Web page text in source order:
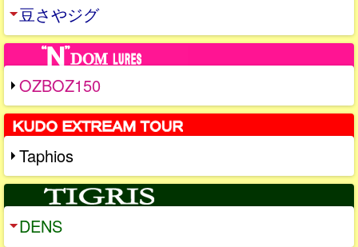
豆さやジグ
OZBOZ150
Taphios
DENS